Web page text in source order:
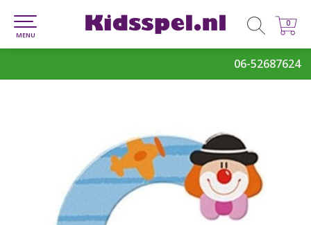
06-52687624
0
0
MENU